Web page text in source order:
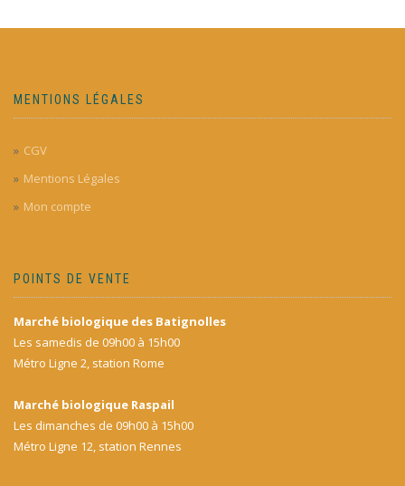
MENTIONS LÉGALES
CGV
Mentions Légales
Mon compte
POINTS DE VENTE
Marché biologique des Batignolles
Les samedis de 09h00 à 15h00
Métro Ligne 2, station Rome
Marché biologique Raspail
Les dimanches de 09h00 à 15h00
Métro Ligne 12, station Rennes